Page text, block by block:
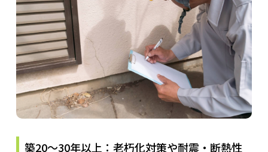
築20〜30年以上：老朽化対策や耐震・断熱性